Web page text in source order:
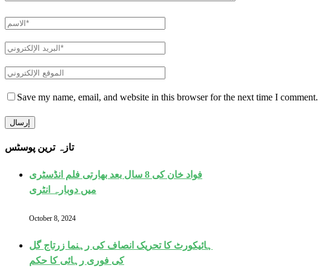
Save my name, email, and website in this browser for the next time I comment.
تازہ ترین پوسٹس
فواد خان کی 8 سال بعد بھارتی فلم انڈسٹری
میں دوبارہ انٹری
October 8, 2024
ہائیکورٹ کا تحریک انصاف کی رہنما زرتاج گل
کی فوری رہائی کا حکم